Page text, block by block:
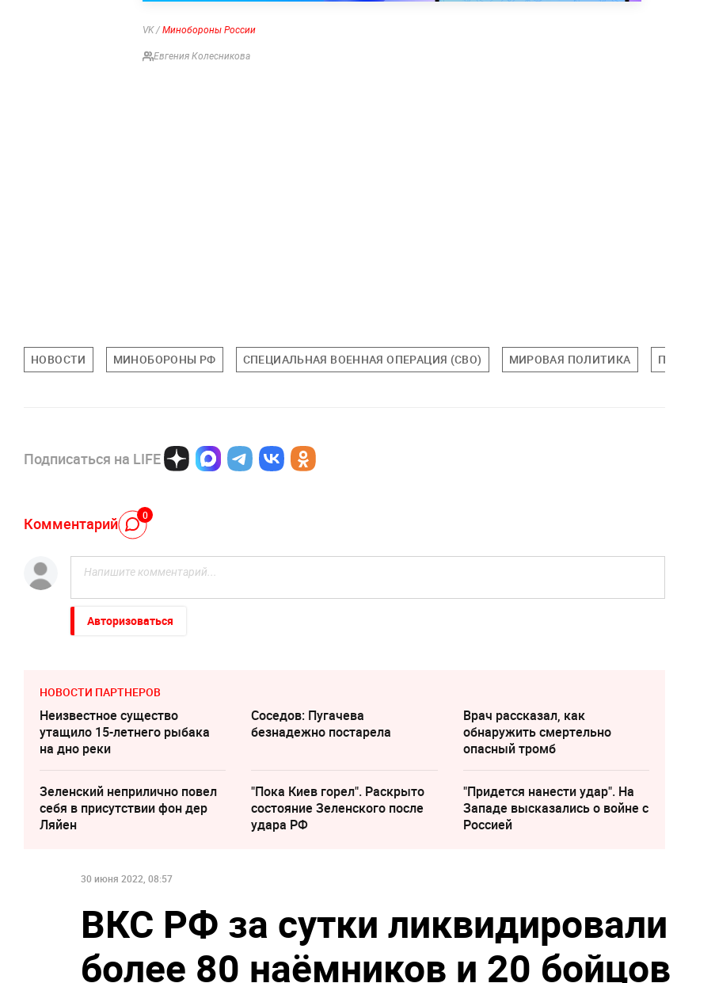
VK / Минобороны России
Евгения Колесникова
НОВОСТИ МИНОБОРОНЫ РФ СПЕЦИАЛЬНАЯ ВОЕННАЯ ОПЕРАЦИЯ (СВО) МИРОВАЯ ПОЛИТИКА ПОЛИТИКА
Подписаться на LIFE
Комментарий 0
Авторизоваться
НОВОСТИ ПАРТНЕРОВ
Неизвестное существо
утащило 15-летнего рыбака
на дно реки
Соседов: Пугачева
безнадежно постарела
Врач рассказал, как
обнаружить смертельно
опасный тромб
Зеленский неприлично повел
cебя в присутствии фон дер
Ляйен
"Пока Киев горел". Раскрыто
состояние Зеленского после
удара РФ
"Придется нанести удар". На
Западе высказались о войне с
Россией
30 июня 2022, 08:57
ВКС РФ за сутки ликвидировали
более 80 наёмников и 20 бойцов